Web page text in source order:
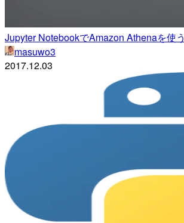
Jupyter NotebookでAmazon Athenaを使う
masuwo3
2017.12.03